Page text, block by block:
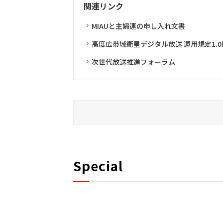
関連リンク
MIAUと主婦連の申し入れ文書
高度広帯域衛星デジタル放送 運用規定1.0
次世代放送推進フォーラム
Special